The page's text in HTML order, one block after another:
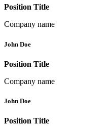
Position Title
Company name
John Doe
Position Title
Company name
John Doe
Position Title